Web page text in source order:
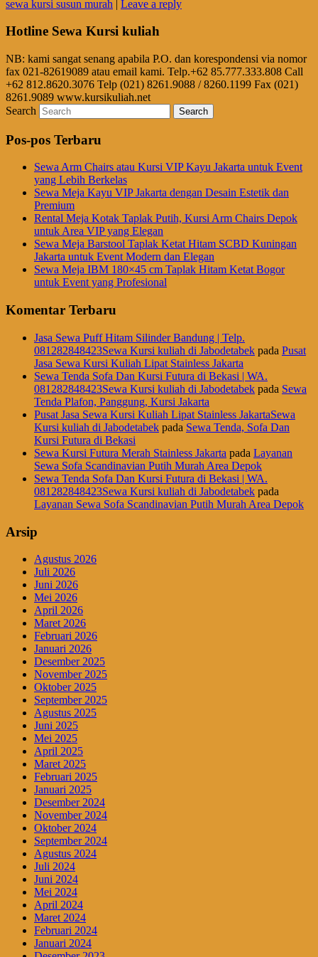
sewa kursi susun murah Leave a reply
Hotline Sewa Kursi kuliah
NB: kami sangat senang apabila P.O. dan korespondensi via nomor
fax 021-82619089 atau email kami. Telp.+62 85.777.333.808 Call
+62 812.8620.3076 Telp (021) 8261.9088 / 8260.1199 Fax (021)
8261.9089 www.kursikuliah.net
Search
Pos-pos Terbaru
Sewa Arm Chairs atau Kursi VIP Kayu Jakarta untuk Event
yang Lebih Berkelas
Sewa Meja Kayu VIP Jakarta dengan Desain Estetik dan
Premium
Rental Meja Kotak Taplak Putih, Kursi Arm Chairs Depok
untuk Area VIP yang Elegan
Sewa Meja Barstool Taplak Ketat Hitam SCBD Kuningan
Jakarta untuk Event Modern dan Elegan
Sewa Meja IBM 180×45 cm Taplak Hitam Ketat Bogor
untuk Event yang Profesional
Komentar Terbaru
Jasa Sewa Puff Hitam Silinder Bandung | Telp.
081282848423Sewa Kursi kuliah di Jabodetabek pada Pusat
Jasa Sewa Kursi Kuliah Lipat Stainless Jakarta
Sewa Tenda Sofa Dan Kursi Futura di Bekasi | WA.
081282848423Sewa Kursi kuliah di Jabodetabek pada Sewa
Tenda Plafon, Panggung, Kursi Jakarta
Pusat Jasa Sewa Kursi Kuliah Lipat Stainless JakartaSewa
Kursi kuliah di Jabodetabek pada Sewa Tenda, Sofa Dan
Kursi Futura di Bekasi
Sewa Kursi Futura Merah Stainless Jakarta pada Layanan
Sewa Sofa Scandinavian Putih Murah Area Depok
Sewa Tenda Sofa Dan Kursi Futura di Bekasi | WA.
081282848423Sewa Kursi kuliah di Jabodetabek pada
Layanan Sewa Sofa Scandinavian Putih Murah Area Depok
Arsip
Agustus 2026
Juli 2026
Juni 2026
Mei 2026
April 2026
Maret 2026
Februari 2026
Januari 2026
Desember 2025
November 2025
Oktober 2025
September 2025
Agustus 2025
Juni 2025
Mei 2025
April 2025
Maret 2025
Februari 2025
Januari 2025
Desember 2024
November 2024
Oktober 2024
September 2024
Agustus 2024
Juli 2024
Juni 2024
Mei 2024
April 2024
Maret 2024
Februari 2024
Januari 2024